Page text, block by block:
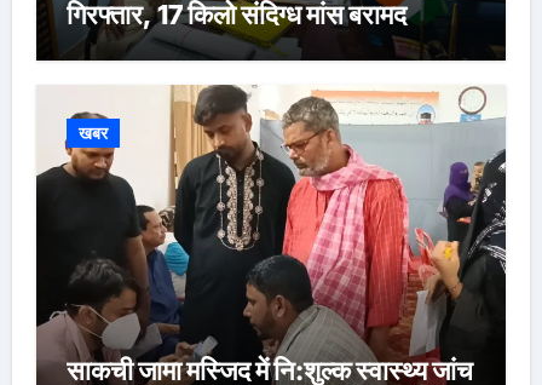
गिरफ्तार, 17 किलो संदिग्ध मांस बरामद
खबर
साकची जामा मस्जिद में नि:शुल्क स्वास्थ्य जांच